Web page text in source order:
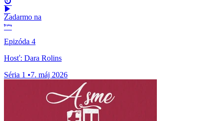
Zadarmo na
Epizóda 4
Hosť: Dara Rolins
Séria 1 •7. máj 2026